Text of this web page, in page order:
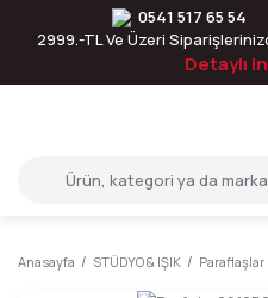
0541 517 65 54
2999.-TL Ve Üzeri
Detaylı
Anasayfa STÜDYO & IŞIK Paraflaşlar